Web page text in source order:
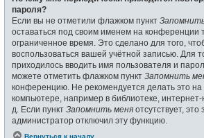
пароля?
Если вы не отметили флажком пункт
оставаться под своим именем на конференции
ограниченное время. Это сделано для того,
воспользоваться вашей учётной записью. Для
приходилось вводить имя пользователя и
можете отметить флажком пункт Запомнить
конференцию. Не рекомендуется делать это
компьютере, например в библиотеке, интернет-
д. Если пункт Запомнить меня отсутствует, это
администратор отключил эту функцию.
Вернуться к началу